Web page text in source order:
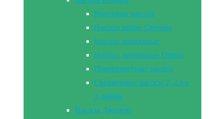
Винтовые насосы
Насосы вибро Сверчок
Насосы дренажные
Насосы дренажные Omega
Поверхностные насосы
Скваженные насосы 2, 2.5 и
3 дюйма
Насосы Джилекс